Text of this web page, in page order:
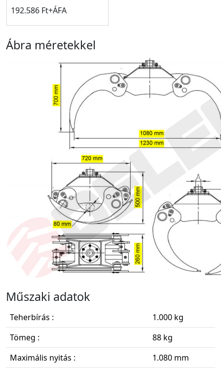
192.586 Ft+ÁFA
Ábra méretekkel
Műszaki adatok
Teherbírás :
1.000 kg
Tömeg :
88 kg
Maximális nyitás :
1.080 mm